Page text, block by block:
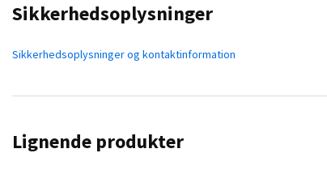
Sikkerhedsoplysninger
Sikkerhedsoplysninger og kontaktinformation
Lignende produkter